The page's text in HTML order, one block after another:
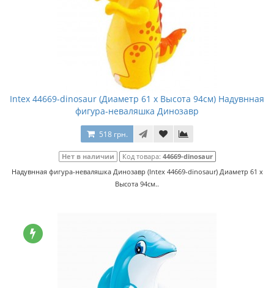
Intex 44669-dinosaur (Диаметр 61 x Высота 94см) Надувнная
фигура-неваляшка Динозавр
518 грн.
Нет в наличии Код товара: 44669-dinosaur
Надувнная фигура-неваляшка Динозавр (Intex 44669-dinosaur) Диаметр 61 x
Высота 94см..